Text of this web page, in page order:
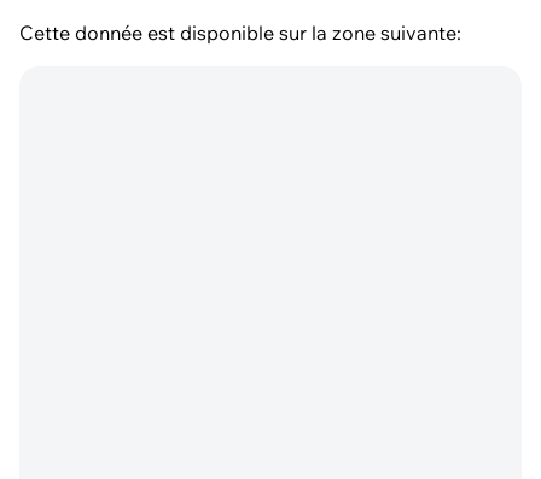
Cette donnée est disponible sur la zone suivante: